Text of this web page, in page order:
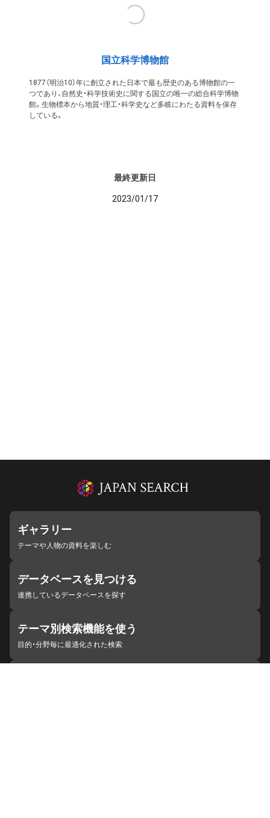
国立科学博物館
1877（明治10）年に創立された日本で最も歴史のある博物館の一
つであり、自然史・科学技術史に関する国立の唯一の総合科学博物
館。生物標本から地質・理工・科学史など多岐にわたる資料を保存
している。
最終更新日
2023/01/17
ギャラリー
テーマや人物の資料を楽しむ
データベースを見つける
連携しているデータベースを探す
テーマ別検索機能を使う
目的・分野毎に最適化された検索